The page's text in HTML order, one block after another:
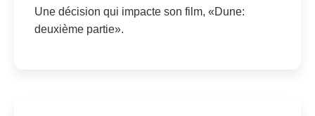
Une décision qui impacte son film, «Dune:
deuxième partie».